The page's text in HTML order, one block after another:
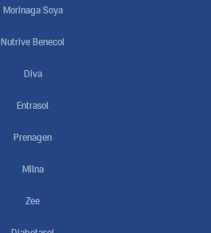
Morinaga Soya
Nutrive Benecol
Diva
Entrasol
Prenagen
Milna
Zee